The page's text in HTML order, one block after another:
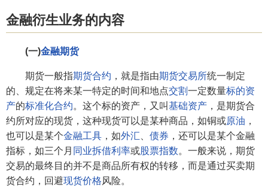
金融衍生业务的内容
(一)金融期货
期货一般指期货合约 ，就是指由期货交易所统一制定
的、规定在将来某一特定的时间和地点交割一定数量标的资
产的标准化合约。这个标的资产，又叫基础资产 ，是期货合
约所对应的现货，这种现货可以是某种商品，如铜或原油 ，
也可以是某个金融工具 ，如外汇 债券 ，还可以是某个金融
指标，如三个月 同业拆借利率或股票指数。一般来说，期货
交易的最终目的并不是商品所有权的转移，而是通过买卖期
货合约，回避现货价格风险。